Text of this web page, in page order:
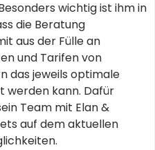
wichtig ist ihm in
die Beratung
aus der Fülle an
und Tarifen von
das jeweils optimale
werden kann. Dafür
Team mit Elan &
auf dem aktuellen